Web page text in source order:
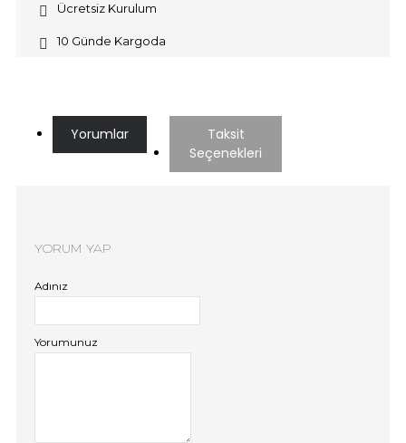
Ücretsiz Kurulum
10 Günde Kargoda
Yorumlar
Taksit
Seçenekleri
YORUM YAP
Adınız
Yorumunuz